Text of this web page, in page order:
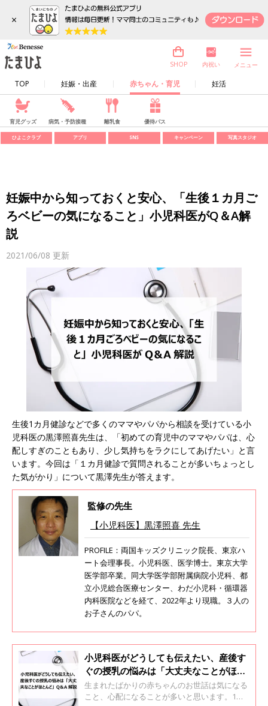
×
TOP 妊娠・出産 赤ちゃん・育児 妊活
SHOP 内祝い メニュー
育児グッズ 病気・予防接種 離乳食 優待パス
ひよこクラブ アプリ SNS キャンペーン 写真スタジオ
妊娠中から知っておくと安心、「生後１カ月ご
ろベビーの気になること」小児科医がQ＆A解
説
2021/06/08 更新
生後1カ月健診などで多くのママやパパから相談を受けている小
児科医の黒澤照喜先生は、「初めての育児中のママやパパは、心
配しすぎのこともあり、少し気持ちをラクにしてあげたい」と言
います。今回は「１カ月健診で質問されることが多いちょっとし
た気がかり」について黒澤先生が答えます。
監修の先生
【小児科医】黒澤照喜 先生
PROFILE：両国キッズクリニック院長、東京ハ
ート会理事長。小児科医、医学博士。東京大学
医学部卒業。同大学医学部附属病院小児科、都
立小児総合医療センター、わだ小児科・循環器
内科医院などを経て、2022年より現職。３人の
お子さんのパパ。
小児科医がどうしても伝えたい、産後す
ぐの授乳の悩みは「大丈夫なことがほと
んど」Q＆A解説
生まれたばかりの赤ちゃんのお世話は気になる
こと、心配になることが多いと思います。1カ